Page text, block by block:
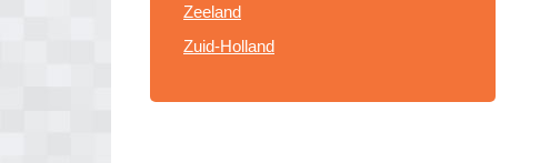
Zeeland
Zuid-Holland